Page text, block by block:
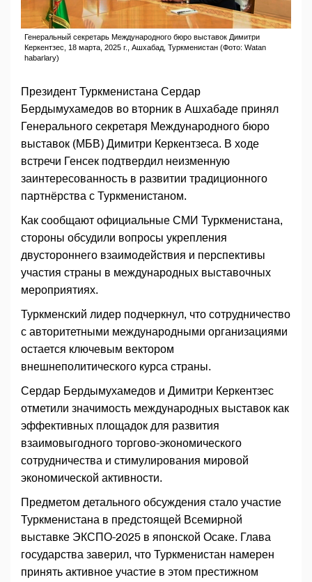
Генеральный секретарь Международного бюро выставок Димитри
Керкентзес, 18 марта, 2025 г., Ашхабад, Туркменистан (Фото: Watan
habarlary)
Президент Туркменистана Сердар
Бердымухамедов во вторник в Ашхабаде принял
Генерального секретаря Международного бюро
выставок (МБВ) Димитри Керкентзеса. В ходе
встречи Генсек подтвердил неизменную
заинтересованность в развитии традиционного
партнёрства с Туркменистаном.
Как сообщают официальные СМИ Туркменистана,
стороны обсудили вопросы укрепления
двустороннего взаимодействия и перспективы
участия страны в международных выставочных
мероприятиях.
Туркменский лидер подчеркнул, что сотрудничество
с авторитетными международными организациями
остается ключевым вектором
внешнеполитического курса страны.
Сердар Бердымухамедов и Димитри Керкентзес
отметили значимость международных выставок как
эффективных площадок для развития
взаимовыгодного торгово-экономического
сотрудничества и стимулирования мировой
экономической активности.
Предметом детального обсуждения стало участие
Туркменистана в предстоящей Всемирной
выставке ЭКСПО-2025 в японской Осаке. Глава
государства заверил, что Туркменистан намерен
принять активное участие в этом престижном